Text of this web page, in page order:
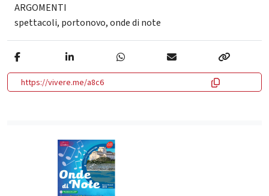
ARGOMENTI
spettacoli, portonovo,onde di note
https://vivere.me/a8c6